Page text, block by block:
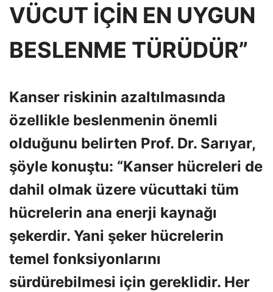
VÜCUT İÇİN EN UYGUN
BESLENME TÜRÜDÜR”
Kanser riskinin azaltılmasında
özellikle beslenmenin önemli
olduğunu belirten Prof. Dr. Sarıyar,
şöyle konuştu: “Kanser hücreleri de
dahil olmak üzere vücuttaki tüm
hücrelerin ana enerji kaynağı
şekerdir. Yani şeker hücrelerin
temel fonksiyonlarını
sürdürebilmesi için gereklidir. Her